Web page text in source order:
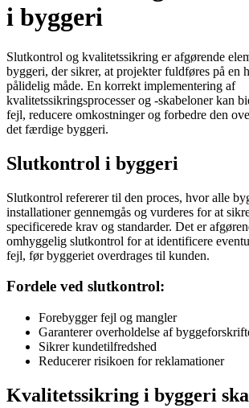
i byggeri
Slutkontrol og kvalitetssikring er afgørende
byggeri, der sikrer, at projekter fuldføres på en
pålidelig måde. En korrekt implementering af
kvalitetssikringsprocesser og -skabeloner kan
fejl, reducere omkostninger og forbedre den
det færdige byggeri.
Slutkontrol i byggeri
Slutkontrol refererer til den proces, hvor alle
installationer gennemgås og vurderes for at
specificerede krav og standarder. Det er
omhyggelig slutkontrol for at identificere
fejl, før byggeriet overdrages til kunden.
Fordele ved slutkontrol:
Forebygger fejl og mangler
Garanterer overholdelse af
Sikrer kundetilfredshed
Reducerer risikoen for reklamationer
Kvalitetssikring i byggeri